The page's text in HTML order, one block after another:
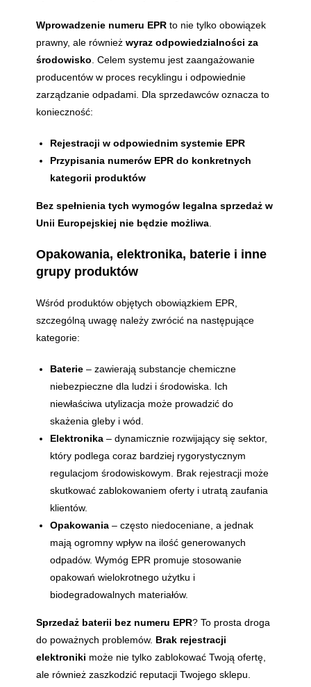
Wprowadzenie numeru EPR to nie tylko obowiązek
prawny, ale równieżwyraz odpowiedzialności za
środowisko . Celem systemu jest zaangażowanie
producentów w proces recyklingu i odpowiednie
zarządzanie odpadami. Dla sprzedawców oznacza to
konieczność:
Rejestracji w odpowiednim systemie EPR
Przypisania numerów EPR do konkretnych
kategorii produktów
Bez spełnienia tych wymogów legalna sprzedaż w
Unii Europejskiej nie będzie możliwa
Opakowania, elektronika, baterie i inne
grupy produktów
Wśród produktów objętych obowiązkiem EPR,
szczególną uwagę należy zwrócić na następujące
kategorie:
Baterie – zawierają substancje chemiczne
niebezpieczne dla ludzi i środowiska. Ich
niewłaściwa utylizacja może prowadzić do
skażenia gleby i wód.
Elektronika – dynamicznie rozwijający się sektor,
który podlega coraz bardziej rygorystycznym
regulacjom środowiskowym. Brak rejestracji może
skutkować zablokowaniem oferty i utratą zaufania
klientów.
Opakowania – często niedoceniane, a jednak
mają ogromny wpływ na ilość generowanych
odpadów. Wymóg EPR promuje stosowanie
opakowań wielokrotnego użytku i
biodegradowalnych materiałów.
Sprzedaż baterii bez numeru EPR? To prosta droga
do poważnych problemów. Brak rejestracji
elektroniki może nie tylko zablokować Twoją ofertę,
ale również zaszkodzić reputacji Twojego sklepu.